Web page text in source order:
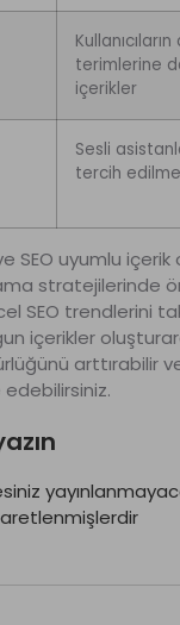
terimlerine
içerikler
Sesli
tercih edilme
SEO uyumlu
stratejilerinde
SEO trendlerini
içerikler
arttırabilir